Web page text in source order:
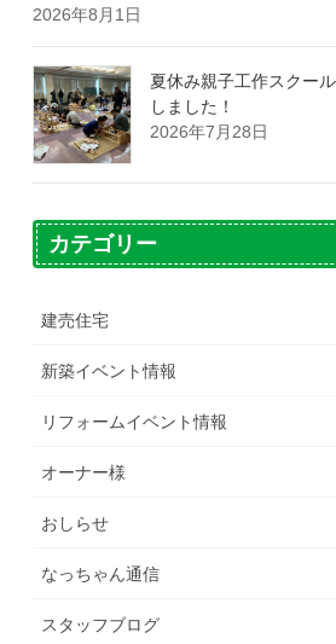
2026年8月1日
夏休み親子工作スクー
しました！
2026年7月28日
カテゴリー
建売住宅
新築イベント情報
リフォームイベント情報
オーナー様
おしらせ
なっちゃん通信
スタッフブログ